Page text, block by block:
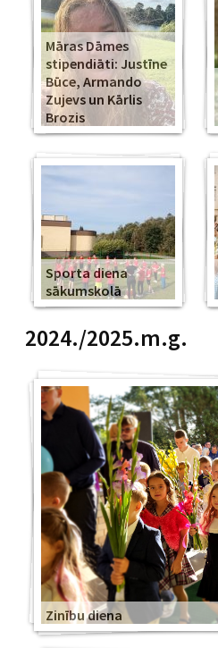
Māras Dāmes
stipendiāti: Justīne
Būce, Armando
Zujevs un Kārlis
Brozis
Sporta diena
sākumskolā
2024./2025.m.g.
Zinību diena